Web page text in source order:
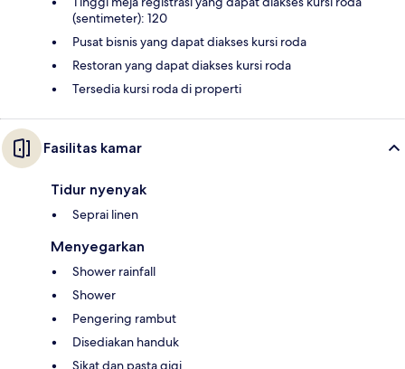
(sentimeter): 120
Pusat bisnis yang dapat diakses kursi roda
Restoran yang dapat diakses kursi roda
Tersedia kursi roda di properti
Fasilitas kamar
Tidur nyenyak
Seprai linen
Menyegarkan
Shower rainfall
Shower
Pengering rambut
Disediakan handuk
Sikat dan pasta gigi